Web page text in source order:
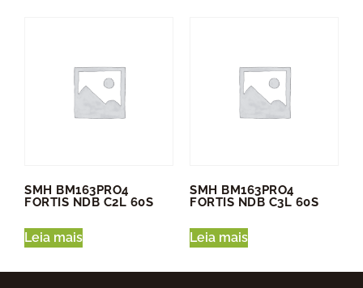
SMH BM163PRO4
FORTIS NDB C2L 60S
Leia mais
SMH BM163PRO4
FORTIS NDB C3L 60S
Leia mais